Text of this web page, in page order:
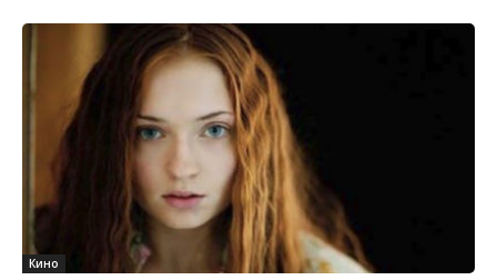
Кино